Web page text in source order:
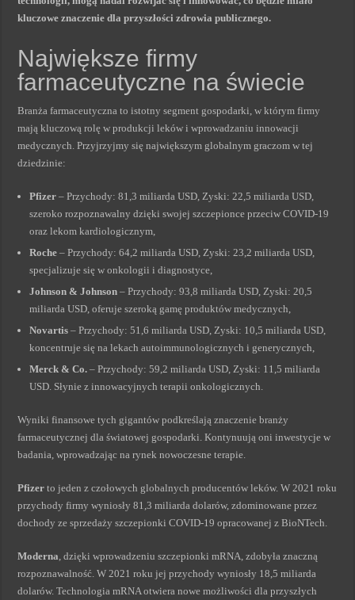
kluczowe znaczenie dla przyszłości zdrowia publicznego.
Największe firmy
farmaceutyczne na świecie
Branża farmaceutyczna to istotny segment gospodarki, w którym firmy
mają kluczową rolę w produkcji leków i wprowadzaniu innowacji
medycznych. Przyjrzyjmy się największym globalnym graczom w tej
dziedzinie:
Pfizer – Przychody: 81,3 miliarda USD, Zyski: 22,5 miliarda USD,
szeroko rozpoznawalny dzięki swojej szczepionce przeciw COVID-19
oraz lekom kardiologicznym,
Roche – Przychody: 64,2 miliarda USD, Zyski: 23,2 miliarda USD,
specjalizuje się w onkologii i diagnostyce,
Johnson & Johnson – Przychody: 93,8 miliarda USD, Zyski: 20,5
miliarda USD, oferuje szeroką gamę produktów medycznych,
Novartis – Przychody: 51,6 miliarda USD, Zyski: 10,5 miliarda USD,
koncentruje się na lekach autoimmunologicznych i generycznych,
Merck & Co. – Przychody: 59,2 miliarda USD, Zyski: 11,5 miliarda
USD. Słynie z innowacyjnych terapii onkologicznych.
Wyniki finansowe tych gigantów podkreślają znaczenie branży
farmaceutycznej dla światowej gospodarki. Kontynuują oni inwestycje w
badania, wprowadzając na rynek nowoczesne terapie.
Pfizer to jeden z czołowych globalnych producentów leków. W 2021 roku
przychody firmy wyniosły 81,3 miliarda dolarów, zdominowane przez
dochody ze sprzedaży szczepionki COVID-19 opracowanej z BioNTech.
Moderna, dzięki wprowadzeniu szczepionki mRNA, zdobyła znaczną
rozpoznawalność. W 2021 roku jej przychody wyniosły 18,5 miliarda
dolarów. Technologia mRNA otwiera nowe możliwości dla przyszłych